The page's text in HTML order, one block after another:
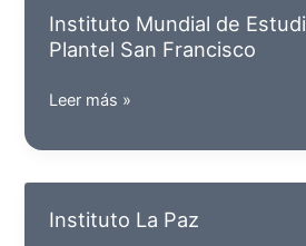
Plantel
Silao
Instituto Mundial de
Plantel San Francisco
Instituto
de
Estudios
Plantel
Leer más »
Instituto La Paz